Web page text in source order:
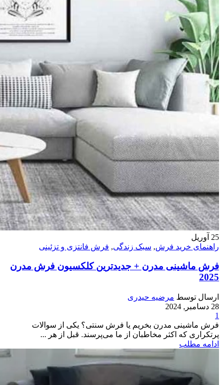
25 آوریل
راهنمای خرید فرش, سبک زندگی, فرش فانتزی و تزئینی
فرش ماشینی مدرن + جدیدترین کلکسیون فرش مدرن
2025
ارسال توسط مرضیه حیدری
28 دسامبر, 2024
1
فرش ماشینی مدرن بخریم یا فرش سنتی؟ یکی از سوالات
پرتکراری که اکثر مخاطبان از ما می‌پرسند. قبل از هر ...
ادامه مطلب